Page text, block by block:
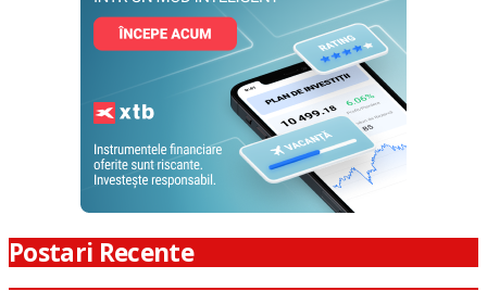
Postari Recente